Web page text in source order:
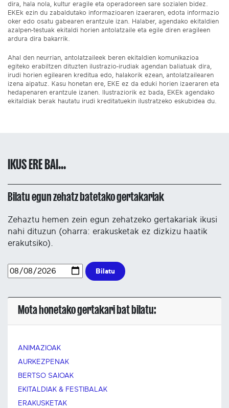
dira, hala nola, kultur eragile eta operadoreen sare sozialen bidez.
EKEk ezin du zabaldutako informazioaren izaeraren, edota informazio
oker edo osatu gabearen erantzule izan. Halaber, agendako ekitaldien
azalpen-testuak ekitaldi horien antolatzaile eta egile diren eragileen
ardura dira bakarrik.
Ahal den neurrian, antolatzaileek beren ekitaldien komunikazioa
egiteko erabiltzen dituzten ilustrazio-irudiak agendan baliatuak dira,
irudi horien egilearen kreditua edo, halakorik ezean, antolatzailearen
izena aipatuz. Kasu honetan ere, EKE ez da eduki horien izaeraren eta
hedapenaren erantzule izanen. Ilustraziorik ez bada, EKEk agendako
ekitaldiak berak hautatu irudi kreditatuekin ilustratzeko eskubidea du.
IKUS ERE BAI...
Bilatu egun zehatz batetako gertakariak
Zehaztu hemen zein egun zehatzeko gertakariak ikusi
nahi dituzun (oharra: erakusketak ez dizkizu haatik
erakutsiko).
Bilatu
Mota honetako gertakari bat bilatu:
ANIMAZIOAK
AURKEZPENAK
BERTSO SAIOAK
EKITALDIAK & FESTIBALAK
ERAKUSKETAK